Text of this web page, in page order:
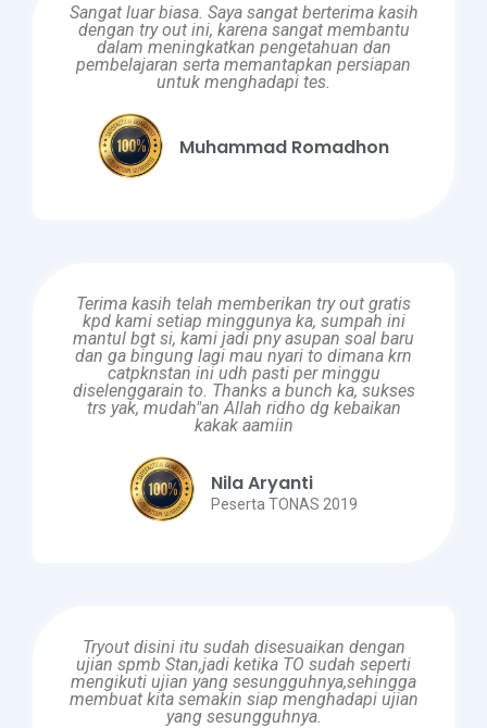
Sangat luar biasa. Saya sangat berterima kasih
dengan try out ini, karena sangat membantu
dalam meningkatkan pengetahuan dan
pembelajaran serta memantapkan persiapan
untuk menghadapi tes.
Muhammad Romadhon
Terima kasih telah memberikan try out gratis
kpd kami setiap minggunya ka, sumpah ini
mantul bgt si, kami jadi pny asupan soal baru
dan ga bingung lagi mau nyari to dimana krn
catpknstan ini udh pasti per minggu
diselenggarain to. Thanks a bunch ka, sukses
trs yak, mudah"an Allah ridho dg kebaikan
kakak aamiin
Nila Aryanti
Peserta TONAS 2019
Tryout disini itu sudah disesuaikan dengan
ujian spmb Stan,jadi ketika TO sudah seperti
mengikuti ujian yang sesungguhnya,sehingga
membuat kita semakin siap menghadapi ujian
yang sesungguhnya.